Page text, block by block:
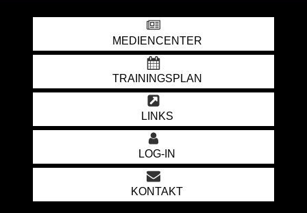
MEDIENCENTER
TRAININGSPLAN
LINKS
LOG-IN
KONTAKT